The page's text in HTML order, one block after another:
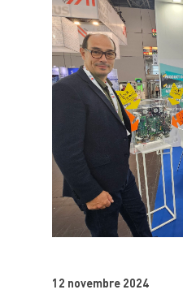
12 novembre 2024